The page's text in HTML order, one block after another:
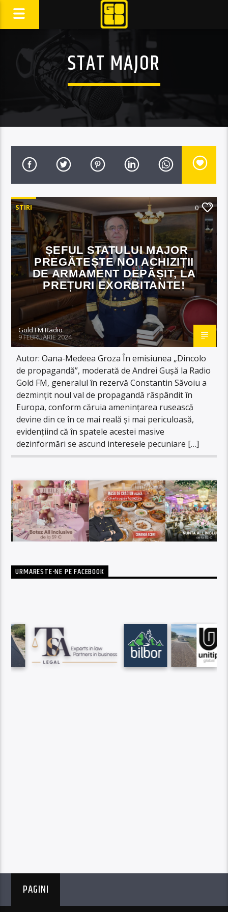
STAT MAJOR
STIRI 0
ȘEFUL STATULUI MAJOR
PREGĂTEȘTE NOI ACHIZIȚII
DE ARMAMENT DEPĂȘIT, LA
PREȚURI EXORBITANTE!
Gold FM Radio
9 FEBRUARIE 2024
Autor: Oana-Medeea Groza În emisiunea „Dincolo
de propagandă”, moderată de Andrei Gușă la Radio
Gold FM, generalul în rezervă Constantin Săvoiu a
dezmințit noul val de propagandă răspândit în
Europa, conform căruia amenințarea rusească
devine din ce în ce mai reală și mai periculoasă,
evidențiind că în spatele acestei masive
dezinformări se ascund interesele pecuniare […]
URMARESTE-NE PE FACEBOOK
PAGINI